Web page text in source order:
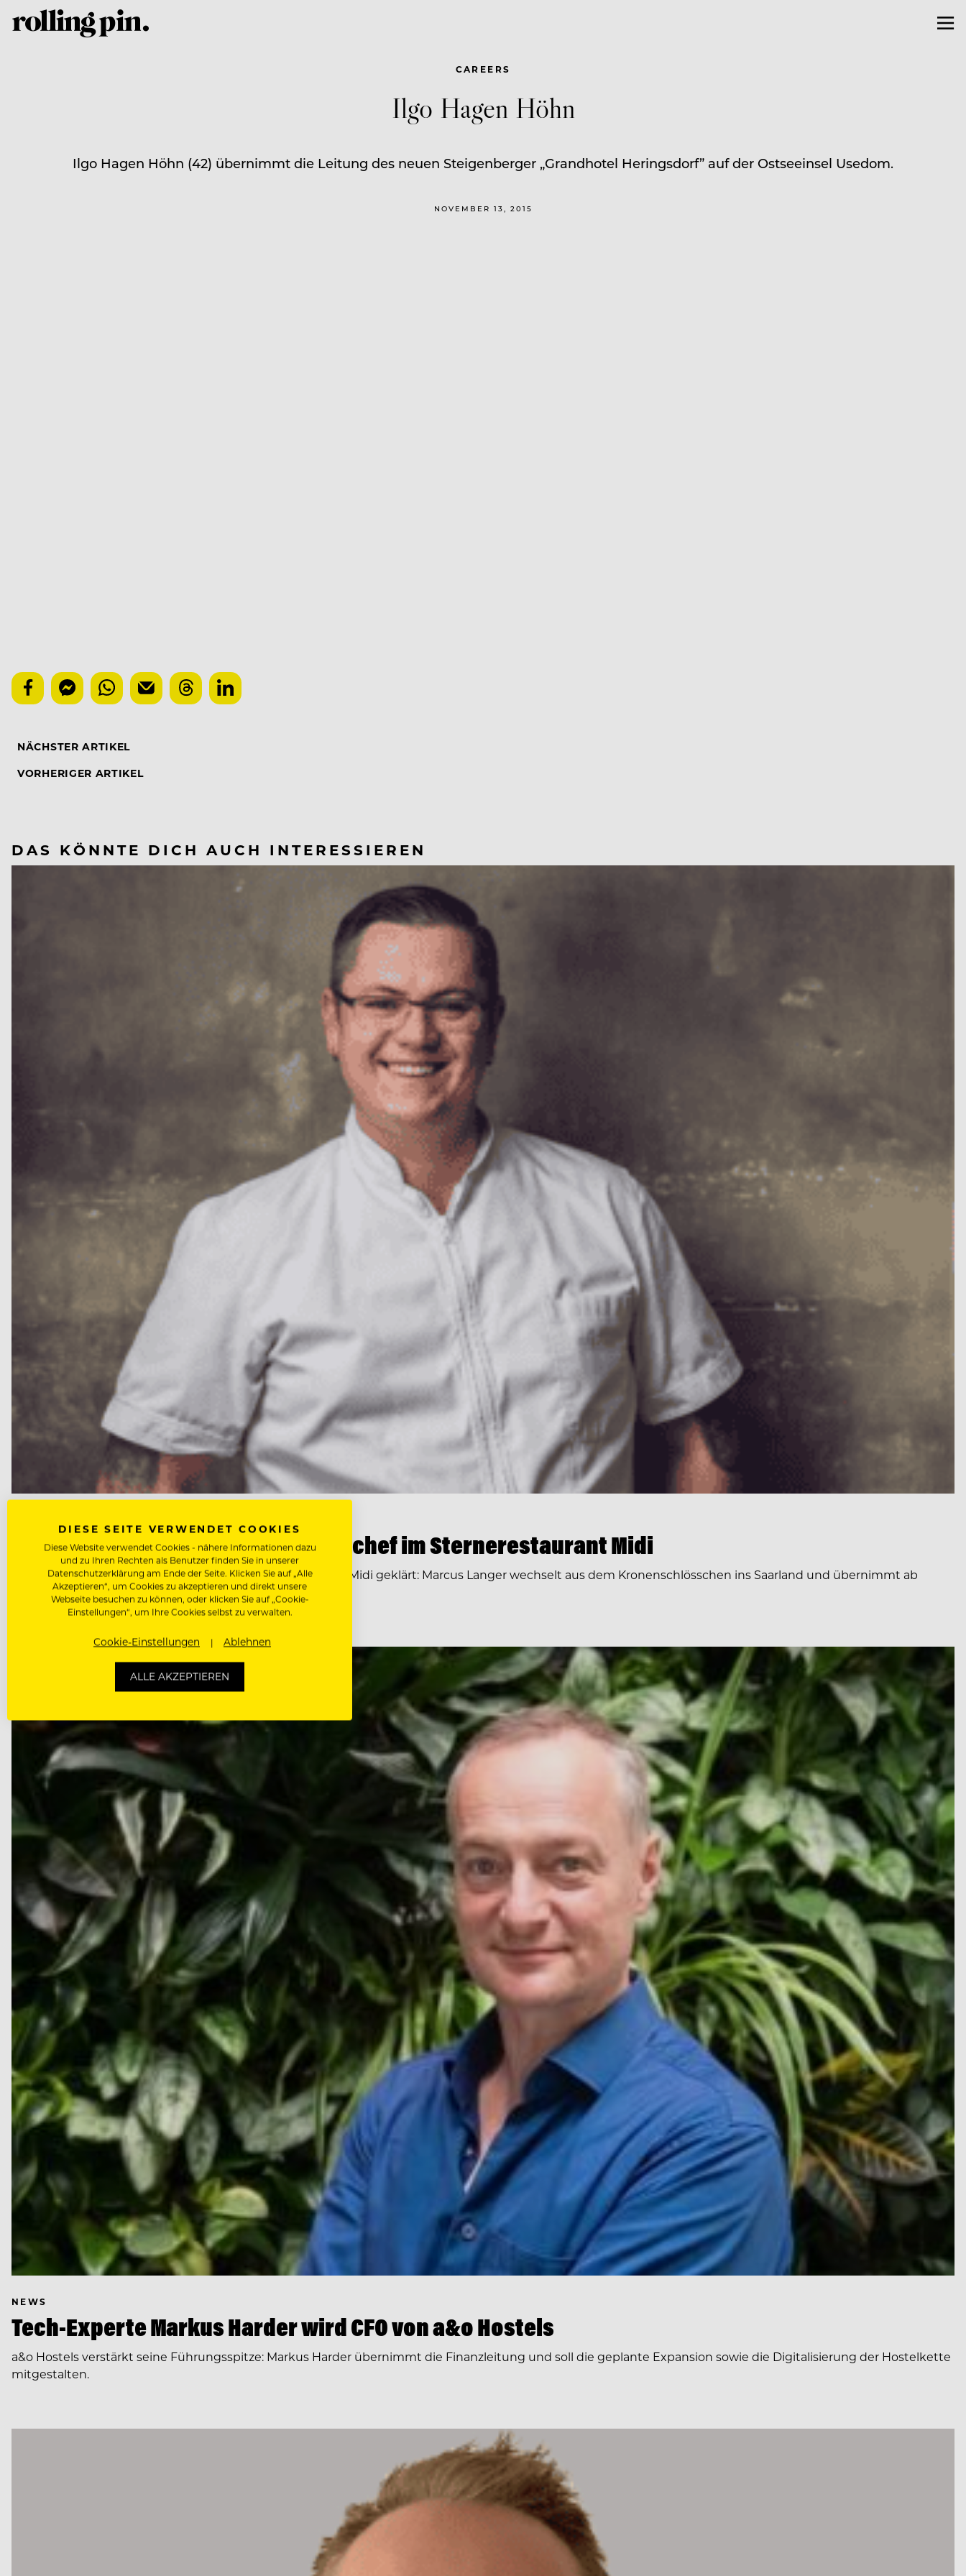
CAREERS
Ilgo Hagen Höhn
Ilgo Hagen Höhn (42) übernimmt die Leitung des neuen Steigenberger „Grandhotel Heringsdorf” auf der Ostseeinsel Usedom.
NOVEMBER 13, 2015
NÄCHSTER ARTIKEL
VORHERIGER ARTIKEL
DAS KÖNNTE DICH AUCH INTERESSIEREN
Marcus Langer wird neuer Küchenchef im Sternerestaurant Midi
Nach dem Abschied von Peter Wirbel ist die Nachfolge im Midi geklärt: Marcus Langer wechselt aus dem Kronenschlösschen ins Saarland und übernimmt ab
September die…
NEWS
Tech-Experte Markus Harder wird CFO von a&o Hostels
a&o Hostels verstärkt seine Führungsspitze: Markus Harder übernimmt die Finanzleitung und soll die geplante Expansion sowie die Digitalisierung der Hostelkette
mitgestalten.
DIESE SEITE VERWENDET COOKIES
Diese Website verwendet Cookies - nähere Informationen dazu
und zu Ihren Rechten als Benutzer finden Sie in unserer
Datenschutzerklärung am Ende der Seite. Klicken Sie auf „Alle
Akzeptieren“, um Cookies zu akzeptieren und direkt unsere
Webseite besuchen zu können, oder klicken Sie auf „Cookie-
Einstellungen“, um Ihre Cookies selbst zu verwalten.
Cookie-Einstellungen Ablehnen
ALLE AKZEPTIEREN